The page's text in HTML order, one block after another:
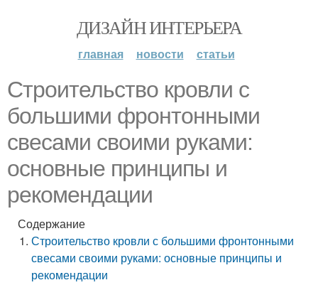
ДИЗАЙН ИНТЕРЬЕРА
главная новости статьи
Строительство кровли с
большими фронтонными
свесами своими руками:
основные принципы и
рекомендации
Содержание
Строительство кровли с большими фронтонными
свесами своими руками: основные принципы и
рекомендации